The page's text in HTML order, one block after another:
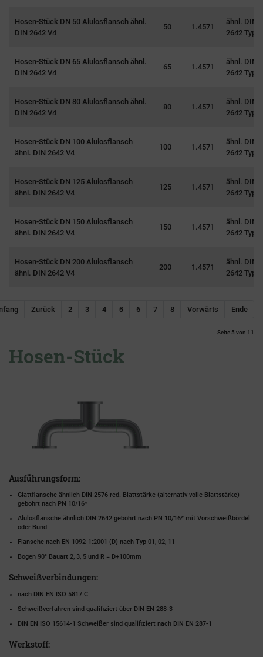
Navigation überspringen
Hosen-Stück
Ausführungsform:
Glattflansche ähnlich DIN 2576 red. Blattstärke (alternativ volle Blattstärke)
gebohrt nach PN 10/16*
Alulosflansche ähnlich DIN 2642 gebohrt nach PN 10/16* mit Vorschweißbördel
oder Bund
Flansche nach EN 1092-1:2001 (D) nach Typ 01, 02, 11
Bogen 90° Bauart 2, 3, 5 und R = D+100mm
Schweißverbindungen:
nach DIN EN ISO 5817 C
Schweißverfahren sind qualifiziert über DIN EN 288-3
DIN EN ISO 15614-1 Schweißer sind qualifiziert nach DIN EN 287-1
Werkstoff:
Hosen-Stück DN 50 Alulosflansch ähnl.
DIN 2642 V4
50 1.4571
ähnl. DIN
2642 Typ
Hosen-Stück DN 65 Alulosflansch ähnl.
DIN 2642 V4
65 1.4571
ähnl. DIN
2642 Typ
Hosen-Stück DN 80 Alulosflansch ähnl.
DIN 2642 V4
80 1.4571
ähnl. DIN
2642 Typ
Hosen-Stück DN 100 Alulosflansch
ähnl. DIN 2642 V4
100 1.4571
ähnl. DIN
2642 Typ
Hosen-Stück DN 125 Alulosflansch
ähnl. DIN 2642 V4
125 1.4571
ähnl. DIN
2642 Typ
Hosen-Stück DN 150 Alulosflansch
ähnl. DIN 2642 V4
150 1.4571
ähnl. DIN
2642 Typ
Hosen-Stück DN 200 Alulosflansch
ähnl. DIN 2642 V4
200 1.4571
ähnl. DIN
2642 Typ
Zurück 2 3 4 5 6 7 8 Vorwärts Ende
Seite 5 von 11